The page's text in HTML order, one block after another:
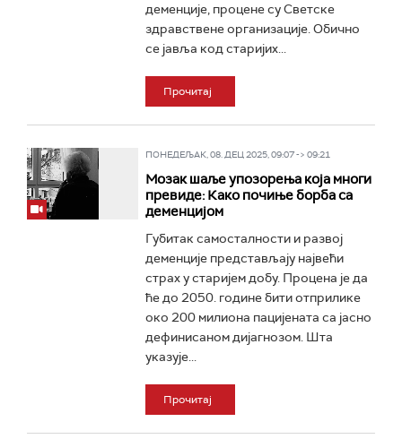
деменције, процене су Светске
здравствене организације. Обично
се јавља код старијих...
Прочитај
ПОНЕДЕЉАК, 08. ДЕЦ 2025, 09:07 -> 09:21
Мозак шаље упозорења која многи
превиде: Како почиње борба са
деменцијом
Губитак самосталности и развој
деменције представљају највећи
страх у старијем добу. Процена је да
ће до 2050. године бити отприлике
око 200 милиона пацијената са јасно
дефинисаном дијагнозом. Шта
указује...
Прочитај